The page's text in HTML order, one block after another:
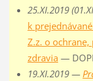
25.XI.2019
k
Z.z. o
zdravia —
19.XI.2019 —